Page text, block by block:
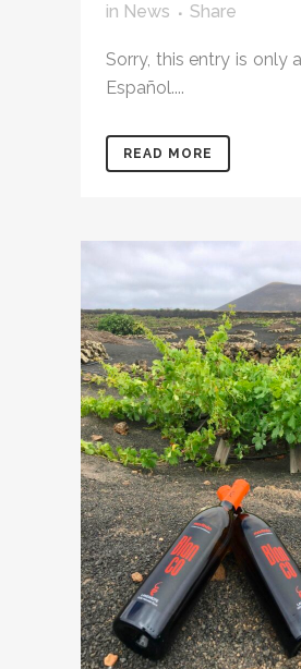
in News Share
Sorry, this entry is only
Español....
READ MORE